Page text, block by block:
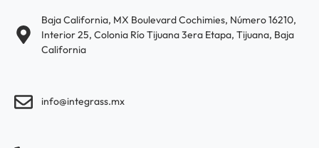
Baja California, MX Boulevard Cochimies, Número 16210,
Interior 25, Colonia Río Tijuana 3era Etapa, Tijuana, Baja
California
info@integrass.mx